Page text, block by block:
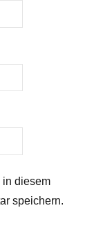
in diesem
speichern.